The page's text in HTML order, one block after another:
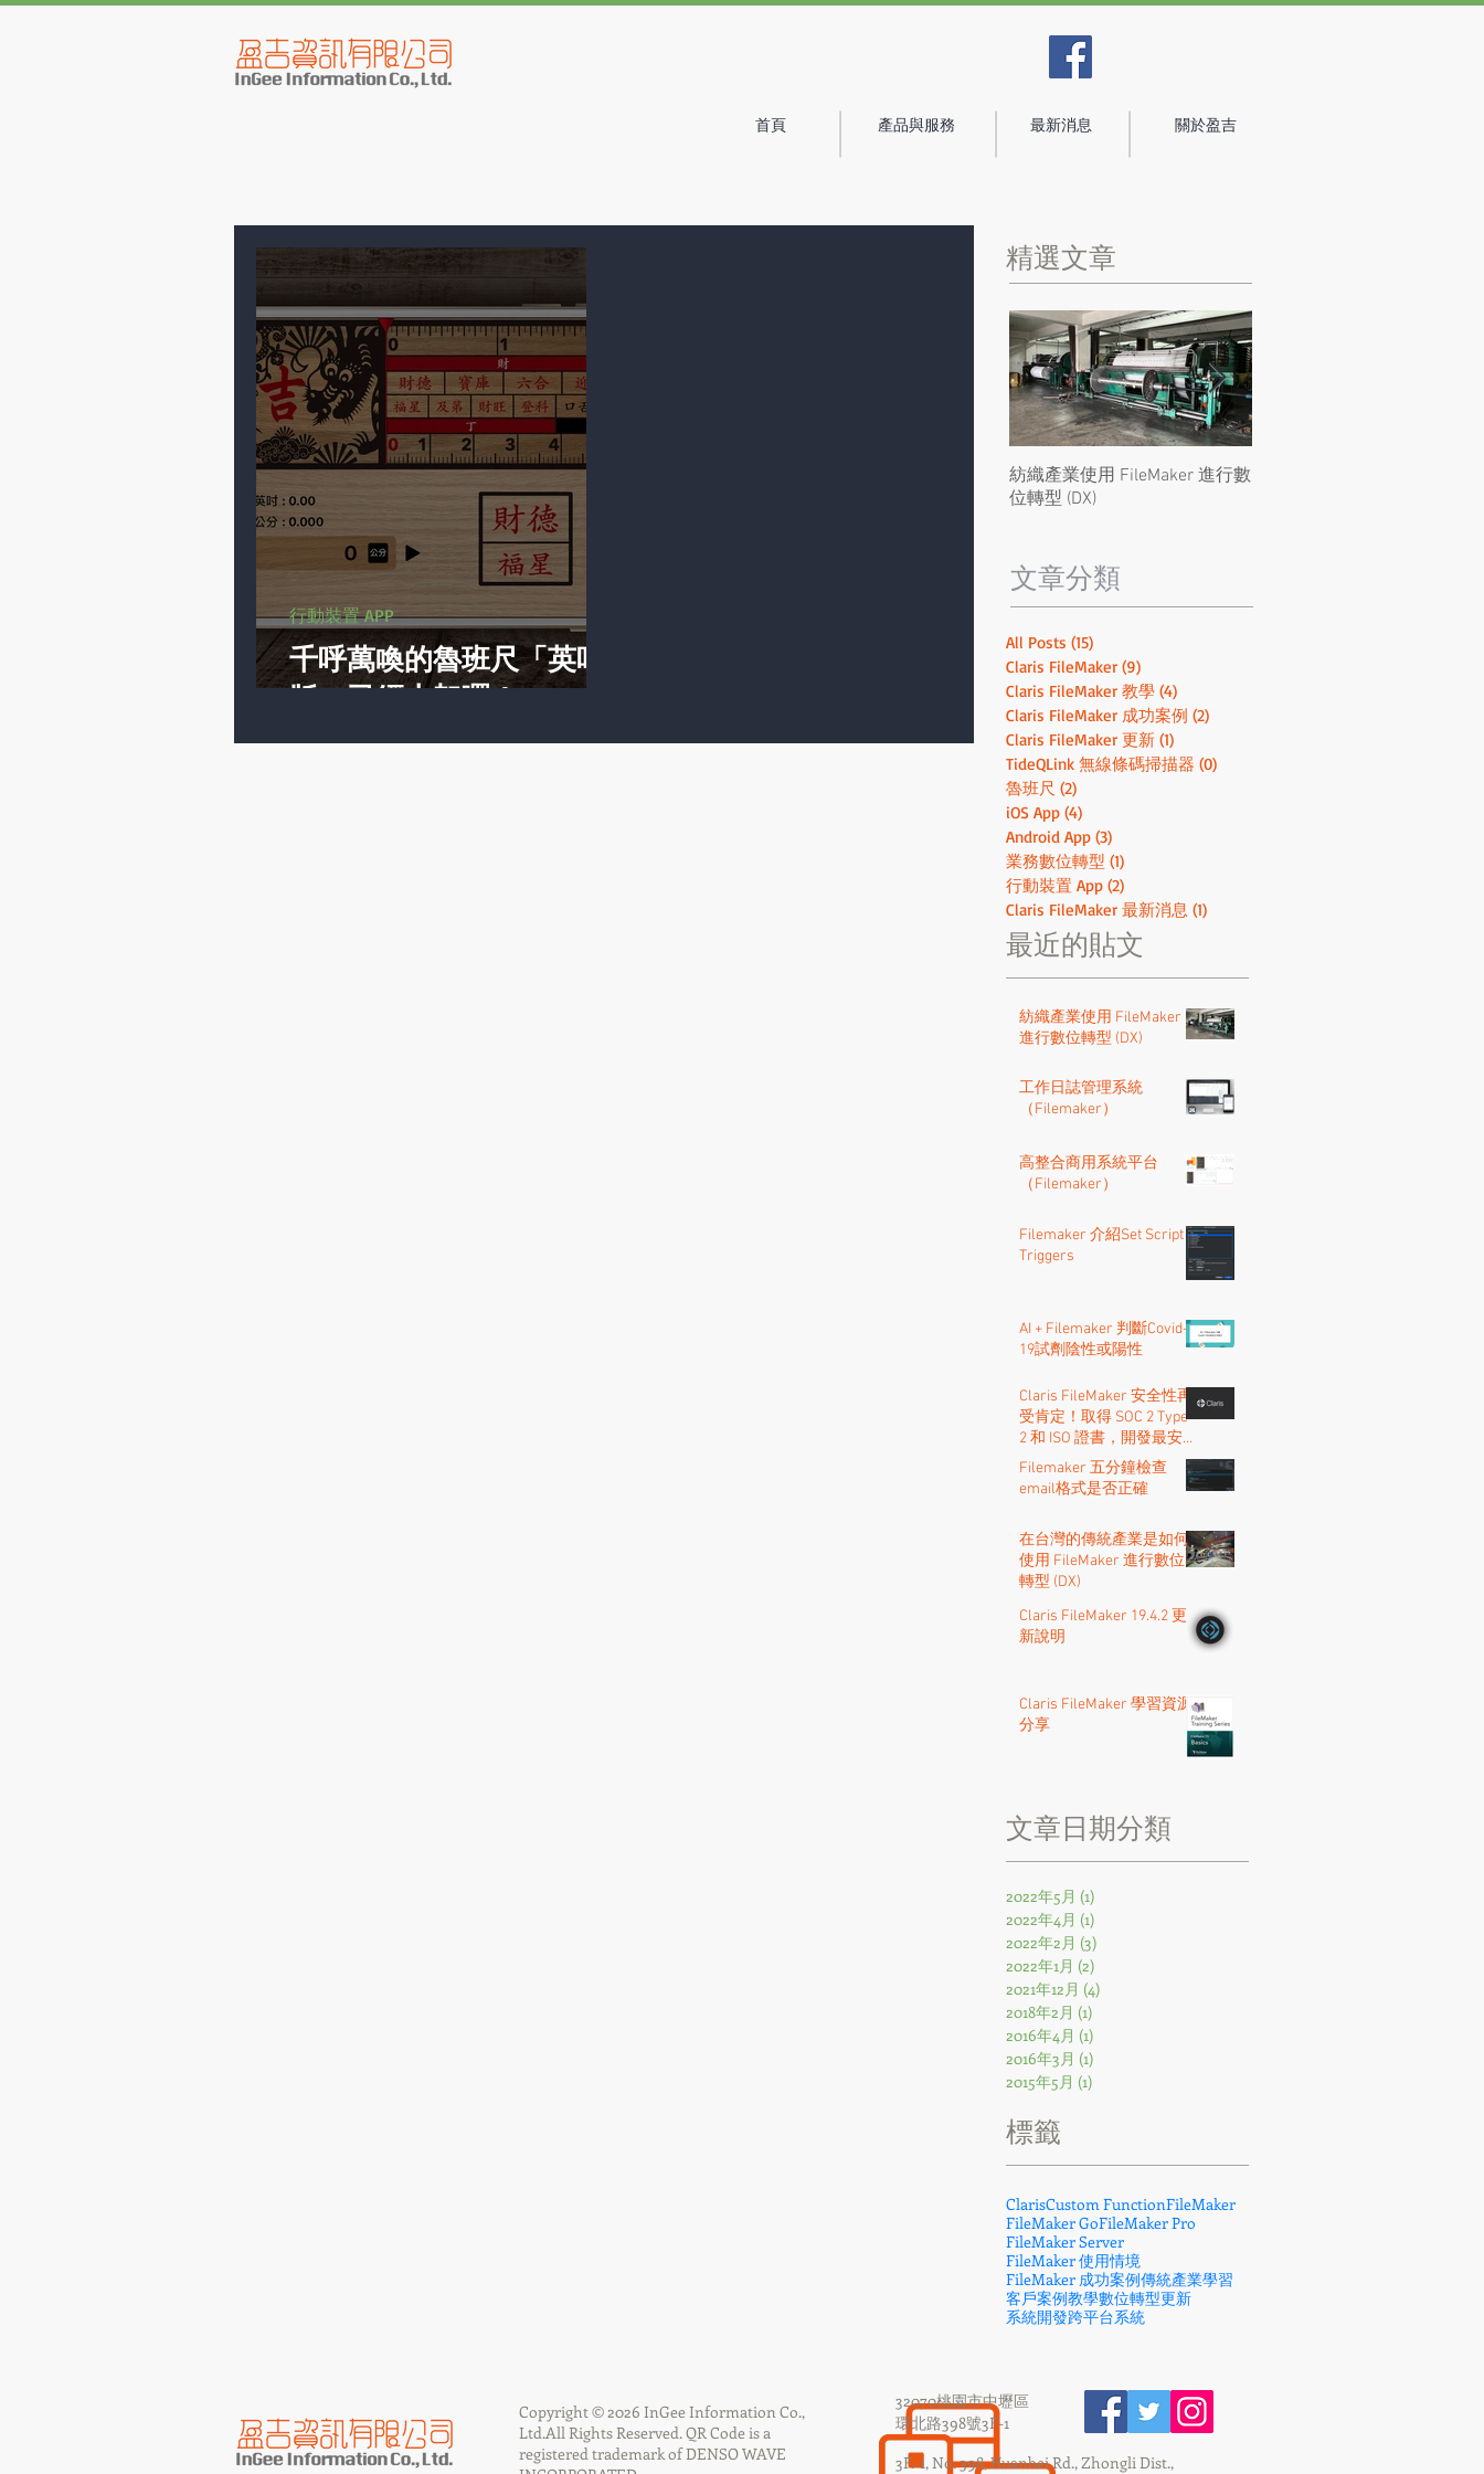
首頁 產品與服務 最新消息 關於盈吉
千呼萬喚的魯班尺「英吋
版」已經上架囉！
行動裝置 APP
精選文章
紡織產業使用 FileMaker 進行數
位轉型 (DX)
​文章分類
All Posts (15)
Claris FileMaker (9)
Claris FileMaker 教學 (4)
Claris FileMaker 成功案例 (2)
Claris FileMaker 更新 (1)
TideQLink 無線條碼掃描器 (0)
魯班尺 (2)
iOS App (4)
Android App (3)
業務數位轉型 (1)
行動裝置 App (2)
Claris FileMaker 最新消息 (1)
最近的貼文
紡織產業使用 FileMaker
進行數位轉型 (DX)
工作日誌管理系統
（Filemaker）
高整合商用系統平台
（Filemaker）
Filemaker 介紹Set Script
Triggers
AI + Filemaker 判斷Covid-
19試劑陰性或陽性
Claris FileMaker 安全性再
受肯定！取得 SOC 2 Type
2 和 ISO 證書，開發最安全
的的低程式碼系統
Filemaker 五分鐘檢查
email格式是否正確
在台灣的傳統產業是如何
使用 FileMaker 進行數位
轉型 (DX)
Claris FileMaker 19.4.2 更
新說明
Claris FileMaker 學習資源
分享
​文章日期分類
2022年5月 (1)
2022年4月 (1)
2022年2月 (3)
2022年1月 (2)
2021年12月 (4)
2018年2月 (1)
2016年4月 (1)
2016年3月 (1)
2015年5月 (1)
​標籤
ClarisCustom FunctionFileMaker
FileMaker GoFileMaker Pro
FileMaker Server
FileMaker 使用情境
FileMaker 成功案例傳統產業學習
客戶案例教學數位轉型更新
系統開發跨平台系統
Copyright © 2026 InGee Information Co.,
Ltd.All Rights Reserved.QR Code is a
registered trademark of DENSO WAVE
32070桃園市中壢區
環北路398號3F-1
3F.-1, No. 398, Huanbei Rd., Zhongli Dist.,